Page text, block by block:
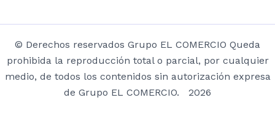
© Derechos reservados Grupo EL COMERCIO Queda
prohibida la reproducción total o parcial, por cualquier
medio, de todos los contenidos sin autorización expresa
de Grupo EL COMERCIO. 2026